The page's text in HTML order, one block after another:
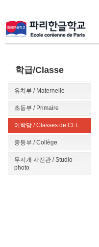
학급/Classe
유치부 / Maternelle
초등부 / Primaire
어학당 / Classes de CLE
중등부 / Collège
무지개 사진관 / Studio
photo